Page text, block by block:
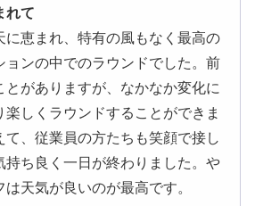
れて
に恵まれ、特有の風もなく最高の
ョンの中でのラウンドでした。前
とがありますが、なかなか変化に
楽しくラウンドすることができま
て、従業員の方たちも笑顔で接し
持ち良く一日が終わりました。や
は天気が良いのが最高です。